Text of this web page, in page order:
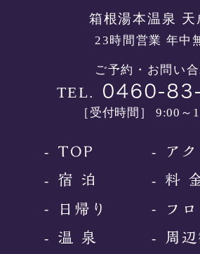
TEL.
-
-
-
-
-
-
-
-
箱根湯本温泉 天
23時間営業 年中
ご予約・お問い
［受付時間］ 9:00～